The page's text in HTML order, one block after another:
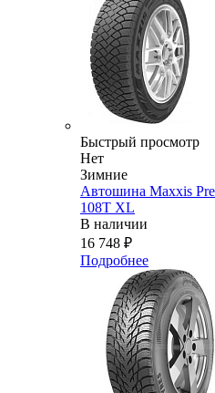
Быстрый просмотр
Нет
Зимние
Автошина Maxxis
108T XL
В наличии
16 748 ₽
Подробнее